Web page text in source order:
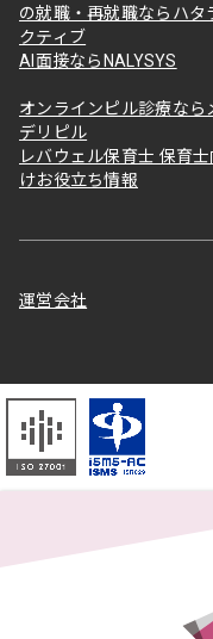
の就職・再就職ならハタ
クティブ
AI面接ならNALYSYS
オンラインピル診療なら
デリピル
レバウェル保育士 保育士
けお役立ち情報
運営会社